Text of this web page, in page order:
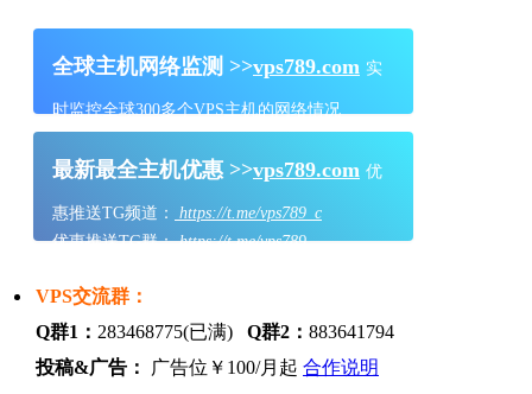
全球主机网络监测 >>vps789.com 实
时监控全球300多个VPS主机的网络情况
最新最全主机优惠 >>vps789.com 优
惠推送TG频道：
https://t.me/vps789_c
优惠推送TG群：https://t.me/vps789
VPS交流群：
Q群1： 283468775(已满) Q群2： 883641794
投稿&广告：
广告位￥100/月起 合作说明